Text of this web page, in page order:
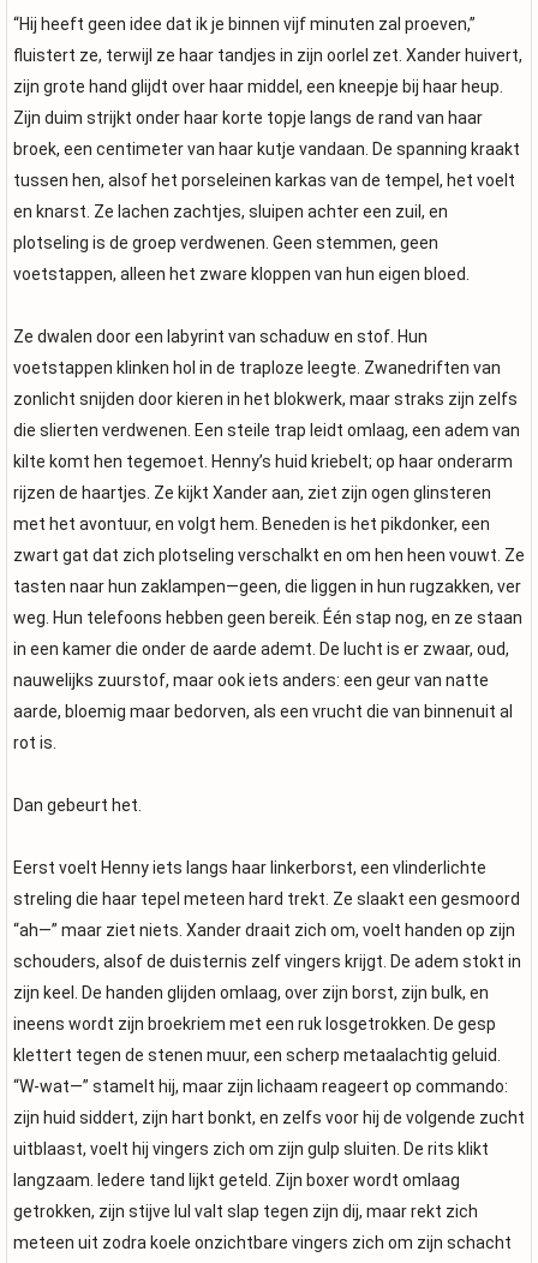
“Hij heeft geen idee dat ik je binnen vijf minuten zal proeven,”
fluistert ze, terwijl ze haar tandjes in zijn oorlel zet. Xander huivert,
zijn grote hand glijdt over haar middel, een kneepje bij haar heup.
Zijn duim strijkt onder haar korte topje langs de rand van haar
broek, een centimeter van haar kutje vandaan. De spanning kraakt
tussen hen, alsof het porseleinen karkas van de tempel, het voelt
en knarst. Ze lachen zachtjes, sluipen achter een zuil, en
plotseling is de groep verdwenen. Geen stemmen, geen
voetstappen, alleen het zware kloppen van hun eigen bloed.
Ze dwalen door een labyrint van schaduw en stof. Hun
voetstappen klinken hol in de traploze leegte. Zwanedriften van
zonlicht snijden door kieren in het blokwerk, maar straks zijn zelfs
die slierten verdwenen. Een steile trap leidt omlaag, een adem van
kilte komt hen tegemoet. Henny’s huid kriebelt; op haar onderarm
rijzen de haartjes. Ze kijkt Xander aan, ziet zijn ogen glinsteren
met het avontuur, en volgt hem. Beneden is het pikdonker, een
zwart gat dat zich plotseling verschalkt en om hen heen vouwt. Ze
tasten naar hun zaklampen—geen, die liggen in hun rugzakken, ver
weg. Hun telefoons hebben geen bereik. Één stap nog, en ze staan
in een kamer die onder de aarde ademt. De lucht is er zwaar, oud,
nauwelijks zuurstof, maar ook iets anders: een geur van natte
aarde, bloemig maar bedorven, als een vrucht die van binnenuit al
rot is.
Dan gebeurt het.
Eerst voelt Henny iets langs haar linkerborst, een vlinderlichte
streling die haar tepel meteen hard trekt. Ze slaakt een gesmoord
“ah—” maar ziet niets. Xander draait zich om, voelt handen op zijn
schouders, alsof de duisternis zelf vingers krijgt. De adem stokt in
zijn keel. De handen glijden omlaag, over zijn borst, zijn bulk, en
ineens wordt zijn broekriem met een ruk losgetrokken. De gesp
klettert tegen de stenen muur, een scherp metaalachtig geluid.
“W-wat—” stamelt hij, maar zijn lichaam reageert op commando:
zijn huid siddert, zijn hart bonkt, en zelfs voor hij de volgende zucht
uitblaast, voelt hij vingers zich om zijn gulp sluiten. De rits klikt
langzaam. Iedere tand lijkt geteld. Zijn boxer wordt omlaag
getrokken, zijn stijve lul valt slap tegen zijn dij, maar rekt zich
meteen uit zodra koele onzichtbare vingers zich om zijn schacht